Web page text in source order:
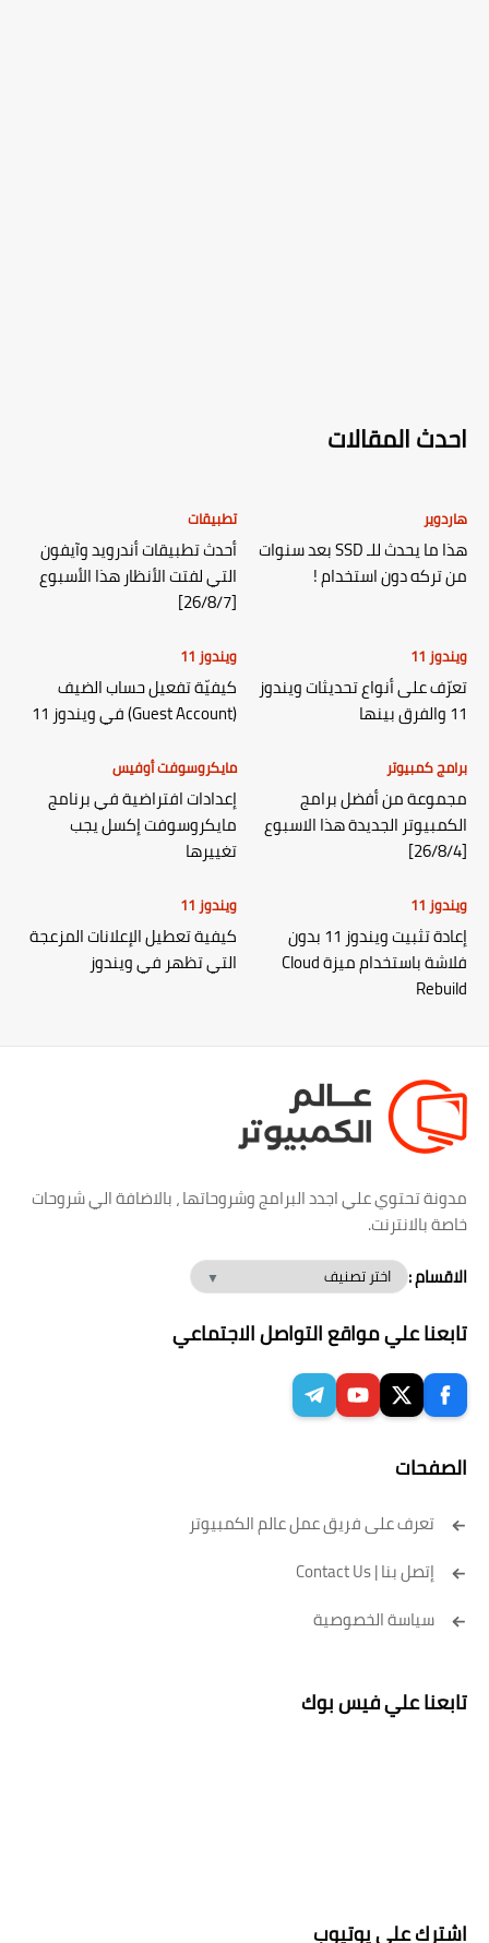
احدث المقالات
هاردوير
هذا ما يحدث للـ SSD بعد سنوات
من تركه دون استخدام !
تطبيقات
أحدث تطبيقات أندرويد وآيفون
التي لفتت الأنظار هذا الأسبوع
[26/8/7]
ويندوز 11
تعرّف على أنواع تحديثات ويندوز
11 والفرق بينها
ويندوز 11
كيفيّة تفعيل حساب الضيف
(Guest Account) في ويندوز 11
برامج كمبيوتر
مجموعة من أفضل برامج
الكمبيوتر الجديدة هذا الاسبوع
[26/8/4]
مايكروسوفت أوفيس
إعدادات افتراضية في برنامج
مايكروسوفت إكسل يجب
تغييرها
ويندوز 11
إعادة تثبيت ويندوز 11 بدون
فلاشة باستخدام ميزة Cloud
Rebuild
ويندوز 11
كيفية تعطيل الإعلانات المزعجة
التي تظهر في ويندوز
مدونة تحتوي علي اجدد البرامج وشروحاتها ، بالاضافة الي شروحات
خاصة بالانترنت.
الاقسام :
تابعنا علي مواقع التواصل الاجتماعي
الصفحات
تعرف على فريق عمل عالم الكمبيوتر
إتصل بنا | Contact Us
سياسة الخصوصية
تابعنا علي فيس بوك
اشترك علي يوتيوب